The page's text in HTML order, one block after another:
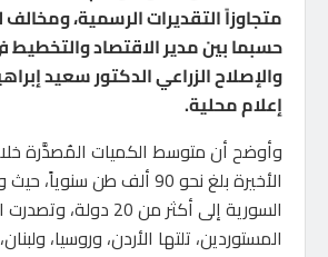
متجاوزاً التقديرات الرسمية،
حسبما بين مدير الاقتصاد والتخطيط
والإصلاح الزراعي الدكتور سعيد
إعلام محلية.
وأوضح أن متوسط الكميات المُصدَّرة
الأخيرة بلغ نحو 90 ألف طن
السورية إلى أكثر من 20
المستوردين، تلتها الأردن، وروسيا،